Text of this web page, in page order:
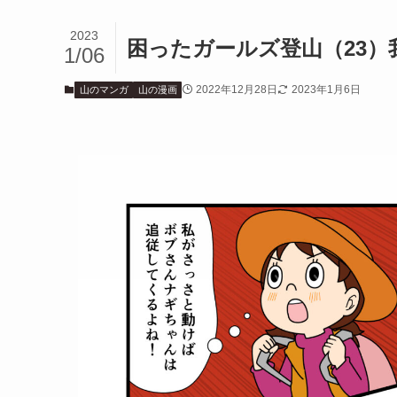
困ったガールズ登山（23）
2023
1/06
山のマンガ 山の漫画 2022年12月28日 2023年1月6日